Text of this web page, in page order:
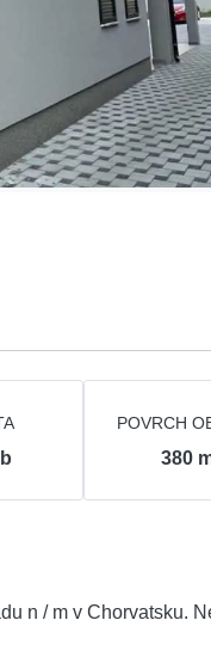
POVRCH
380
n / m v Chorvatsku.